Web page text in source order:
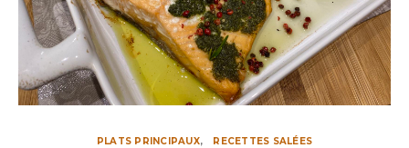
PLATS PRINCIPAUX RECETTES SALÉES